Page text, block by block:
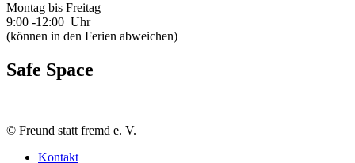
Montag bis Freitag
9:00 -12:00 Uhr
(können in den Ferien abweichen)
Safe Space
© Freund statt fremd e. V.
Kontakt